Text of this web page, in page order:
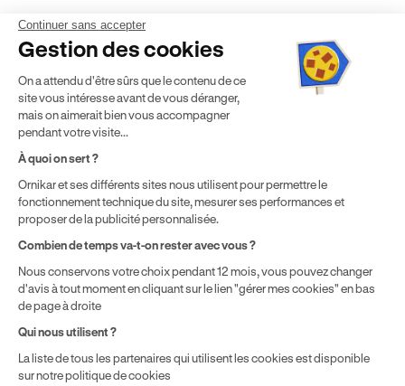
Mentions légales CGV CGU Politique de confidentialité
* Détail des conditions de nos offres
localisation géographique et du type de formules que vous
achetez comme détaillé dans nosConditions Générales de
Vente.
Continuer sans accepter
Gestion des cookies
On a attendu d'être sûrs que le contenu de ce
site vous intéresse avant de vous déranger,
mais on aimerait bien vous accompagner
pendant votre visite...
À quoi on sert ?
Ornikar et ses différents sites nous utilisent pour permettre le
fonctionnement technique du site, mesurer ses performances et
proposer de la publicité personnalisée.
Combien de temps va-t-on rester avec vous ?
Nous conservons votre choix pendant 12 mois, vous pouvez changer
d'avis à tout moment en cliquant sur le lien "gérer mes cookies" en bas
de page à droite
Qui nous utilisent ?
La liste de tous les partenaires qui utilisent les cookies est disponible
sur notre politique de cookies